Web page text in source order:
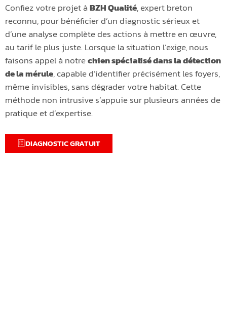
Confiez votre projet àBZH Qualité, expert breton
reconnu, pour bénéficier d’un diagnostic sérieux et
d’une analyse complète des actions à mettre en œuvre,
au tarif le plus juste. Lorsque la situation l’exige, nous
faisons appel à notrechien spécialisé dans la détection
de la mérule, capable d’identifier précisément les foyers,
même invisibles, sans dégrader votre habitat. Cette
méthode non intrusive s’appuie sur plusieurs années de
pratique et d’expertise.
DIAGNOSTIC GRATUIT